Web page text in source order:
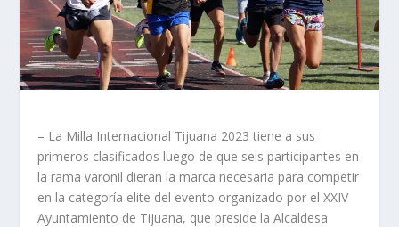
– La Milla Internacional Tijuana 2023 tiene a sus
primeros clasificados luego de que seis participantes en
la rama varonil dieran la marca necesaria para competir
en la categoría elite del evento organizado por el XXIV
Ayuntamiento de Tijuana, que preside la Alcaldesa